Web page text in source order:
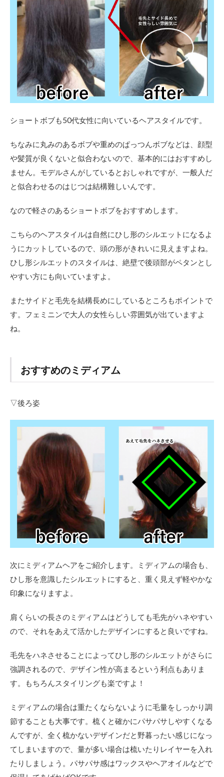
ショートボブも50代女性に向いているヘアスタイルです。
ちなみに丸みのあるボブや重めのぱっつんボブなどは、顔型
や髪質が良くないと似合わないので、基本的にはおすすめし
ません。モデルさんがしているとおしゃれですが、一般人だ
と似合わせるのはじつは結構難しいんです。
なので軽さのあるショートボブをおすすめします。
こちらのヘアスタイルは自然にひし形のシルエットになるよ
うにカットしているので、頭の形がきれいに見えますよね。
ひし形シルエットのスタイルは、絶壁で後頭部がペタンとし
やすい方にも向いていますよ。
またサイドと毛先を結構長めにしているところもポイントで
す。フェミニンで大人の女性らしい雰囲気が出ていますよ
ね。
おすすめのミディアム
▽後ろ姿
次にミディアムヘアをご紹介します。ミディアムの場合も、
ひし形を意識したシルエットにすると、重く見えず軽やかな
印象になりますよ。
肩くらいの長さのミディアムはどうしても毛先がハネやすい
ので、それをあえて活かしたデザインにすると良いですね。
毛先をハネさせることによってひし形のシルエットがさらに
強調されるので、デザイン性が高まるという利点もありま
す。もちろんスタイリングも楽ですよ！
ミディアムの場合は重たくならないように毛量をしっかり調
節することも大事です。梳くと確かにパサパサしやすくなる
んですが、全く梳かないデザインだと野暮ったい感じになっ
てしまいますので、量が多い場合は梳いたりレイヤーを入れ
たりしましょう。パサパサ感はワックスやヘアオイルなどで